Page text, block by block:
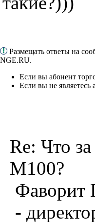
Размещать ответы на
NGE.RU.
Если вы абонент
Если вы не являетесь
Re: Что
М100?
Фаворит
-